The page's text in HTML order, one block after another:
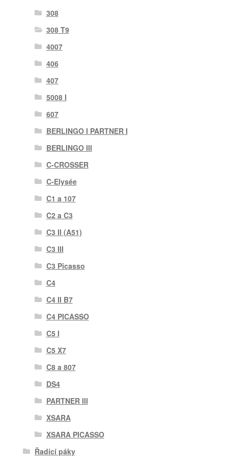
308
308 T9
4007
406
407
5008 I
607
BERLINGO I PARTNER I
BERLINGO III
C-CROSSER
C-Elysée
C1 a 107
C2 a C3
C3 II (A51)
C3 III
C3 Picasso
C4
C4 II B7
C4 PICASSO
C5 I
C5 X7
C8 a 807
DS4
PARTNER III
XSARA
XSARA PICASSO
Řadící páky